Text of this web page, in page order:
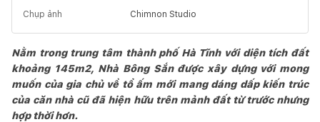
Chụp ảnh Chimnon Studio
Nằm trong trung tâm thành phố Hà Tĩnh với diện tích đất
khoảng 145m2, Nhà Bông Sắn được xây dựng với mong
muốn của gia chủ về tổ ấm mới mang dáng dấp kiến trúc
của căn nhà cũ đã hiện hữu trên mảnh đất từ trước nhưng
hợp thời hơn.